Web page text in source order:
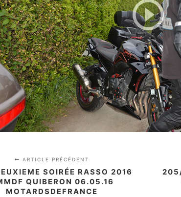
ARTICLE PRÉCÉDENT
SOIRÉE RASSO 2016
QUIBERON 06.05.16
MOTARDSDEFRANCE